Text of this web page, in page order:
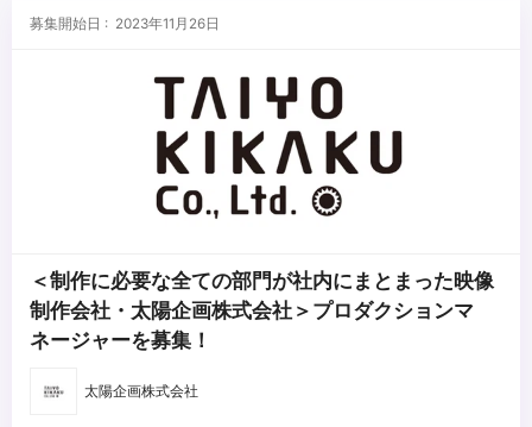
募集開始日 : 2023年11月26日
＜制作に必要な全ての部門が社内にまとまった映像
制作会社・太陽企画株式会社＞プロダクションマ
ネージャーを募集！
太陽企画株式会社